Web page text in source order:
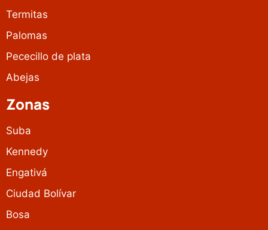
Termitas
Palomas
Pececillo de plata
Abejas
Zonas
Suba
Kennedy
Engativá
Ciudad Bolívar
Bosa